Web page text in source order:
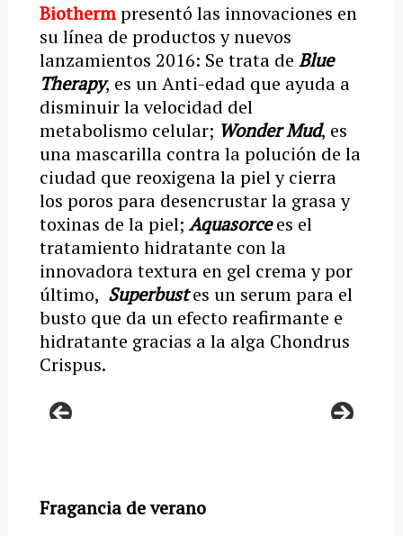
Biothermpresentó las innovaciones en
su línea de productos y nuevos
lanzamientos 2016: Se trata de Blue
Therapy, es un Anti-edad que ayuda a
disminuir la velocidad del
metabolismo celular; Wonder Mud, es
una mascarilla contra la polución de la
ciudad que reoxigena la piel y cierra
los poros para desencrustar la grasa y
toxinas de la piel; Aquasorcees el
tratamiento hidratante con la
innovadora textura en gel crema y por
último, Superbustes un serum para el
busto que da un efecto reafirmante e
hidratante gracias a la alga Chondrus
Crispus.
Fragancia de verano